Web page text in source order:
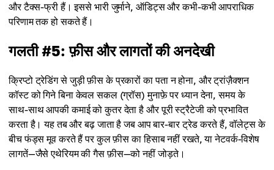
और टैक्स-फ्री हैं। इससे भारी जुर्माने, ऑडिट्स और कभी-कभी आपराधिक
परिणाम तक हो सकते हैं।
गलती #5: फ़ीस और लागतों की अनदेखी
क्रिप्टो ट्रेडिंग से जुड़ी फ़ीस के प्रकारों का पता न होना, और ट्रांज़ैक्शन
कॉस्ट को गिने बिना केवल सकल (ग्रॉस) मुनाफ़े पर ध्यान देना, समय के
साथ-साथ आपकी कमाई को कुतर देता है और पूरी स्ट्रैटेजी को प्रभावित
करता है। यह तब और बढ़ जाता है जब आप बार-बार ट्रेड करते हैं, वॉलेट्स के
बीच फंड्स मूव करते हैं पर कुल फ़ीस का हिसाब नहीं रखते, या नेटवर्क-विशेष
लागतें—जैसे एथेरियम की गैस फ़ीस—को नहीं जोड़ते।